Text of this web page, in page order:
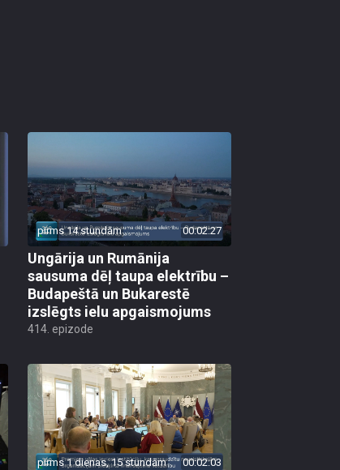
pirms 14 stundām 00:02:27
Ungārija un Rumānija
sausuma dēļ taupa elektrību –
Budapeštā un Bukarestē
izslēgts ielu apgaismojums
414. epizode
pirms 1 dienas, 15 stundām 00:02:03